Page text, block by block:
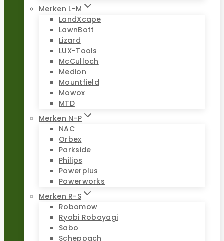
Merken L-M
LandXcape
LawnBott
Lizard
LUX-Tools
McCulloch
Medion
Mountfield
Mowox
MTD
Merken N-P
NAC
Orbex
Parkside
Philips
Powerplus
Powerworks
Merken R-S
Robomow
Ryobi Roboyagi
Sabo
Scheppach